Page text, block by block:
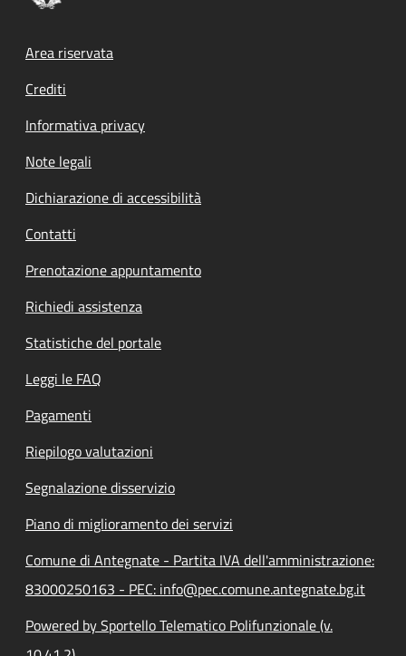
Footer menu
Area riservata
Crediti
Informativa privacy
Note legali
Dichiarazione di accessibilità
Contatti
Prenotazione appuntamento
Richiedi assistenza
Statistiche del portale
Leggi le FAQ
Pagamenti
Riepilogo valutazioni
Segnalazione disservizio
Piano di miglioramento dei servizi
Comune di Antegnate - Partita IVA dell'amministrazione:
83000250163 - PEC: info@pec.comune.antegnate.bg.it
Powered by Sportello Telematico Polifunzionale (v.